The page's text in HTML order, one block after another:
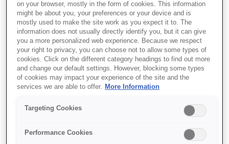
accurate cheque and document
scanning.
High-speed scanning
MICR accuracy
Dual-pocket sorting
Find support
on your browser, mostly in the form of cookies. This information
might be about you, your preferences or your device and is
mostly used to make the site work as you expect it to. The
information does not usually directly identify you, but it can give
you a more personalized web experience. Because we respect
your right to privacy, you can choose not to allow some types of
cookies. Click on the different category headings to find out more
and change our default settings. However, blocking some types
of cookies may impact your experience of the site and the
services we are able to offer.
More Information
Targeting Cookies
Performance Cookies